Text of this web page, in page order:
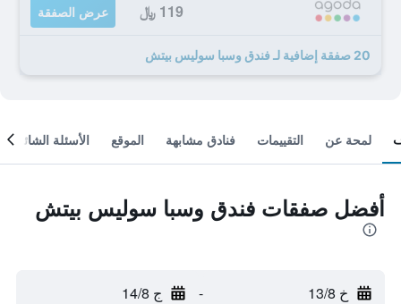
119 ﷼ عرض الصفقة
20 صفقة إضافية لـ فندق وسبا سوليس بيتش
لمحة عن التقييمات فنادق مشابهة الموقع الأسئلة الشائعة
أفضل صفقات فندق وسبا سوليس بيتش
خ 13/8 - ج 14/8